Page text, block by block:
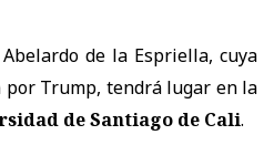
de la Espriella, cuya
por Trump, tendrá lugar en la
de Santiago de Cali.